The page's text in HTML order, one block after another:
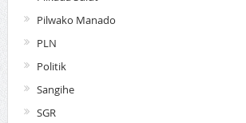
Pilwako Manado
PLN
Politik
Sangihe
SGR